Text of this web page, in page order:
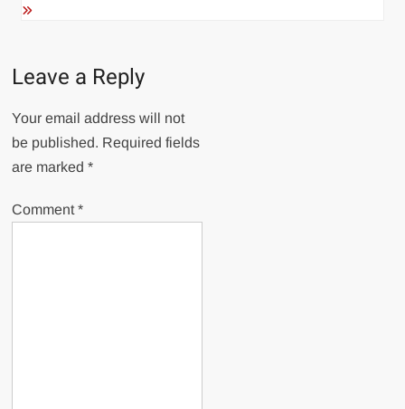
Leave a Reply
Your email address will not
be published. Required fields
are marked*
Comment*